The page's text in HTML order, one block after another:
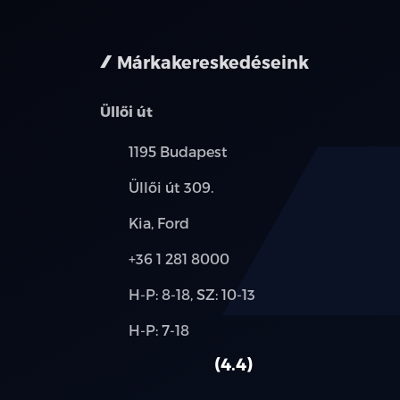
Márkakereskedéseink
Üllői út
Település:
1195 Budapest
Cím:
Üllői út 309.
Márkák:
Kia, Ford
Telefon:
+36 1 281 8000
Új-
használt
H-P: 8-18, SZ: 10-13
Alkatrész,
H-P: 7-18
4.4